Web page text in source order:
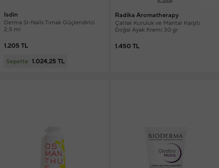
Isdin
Derma Si-Nails Tırnak Güçlendirici
2,5 ml
1.205 TL
Sepette 1.024,25 TL
Radika Aromatherapy
Çatlak Kuruluk ve Mantar Karşıtı
Doğal Ayak Kremi 30 gr
1.450 TL